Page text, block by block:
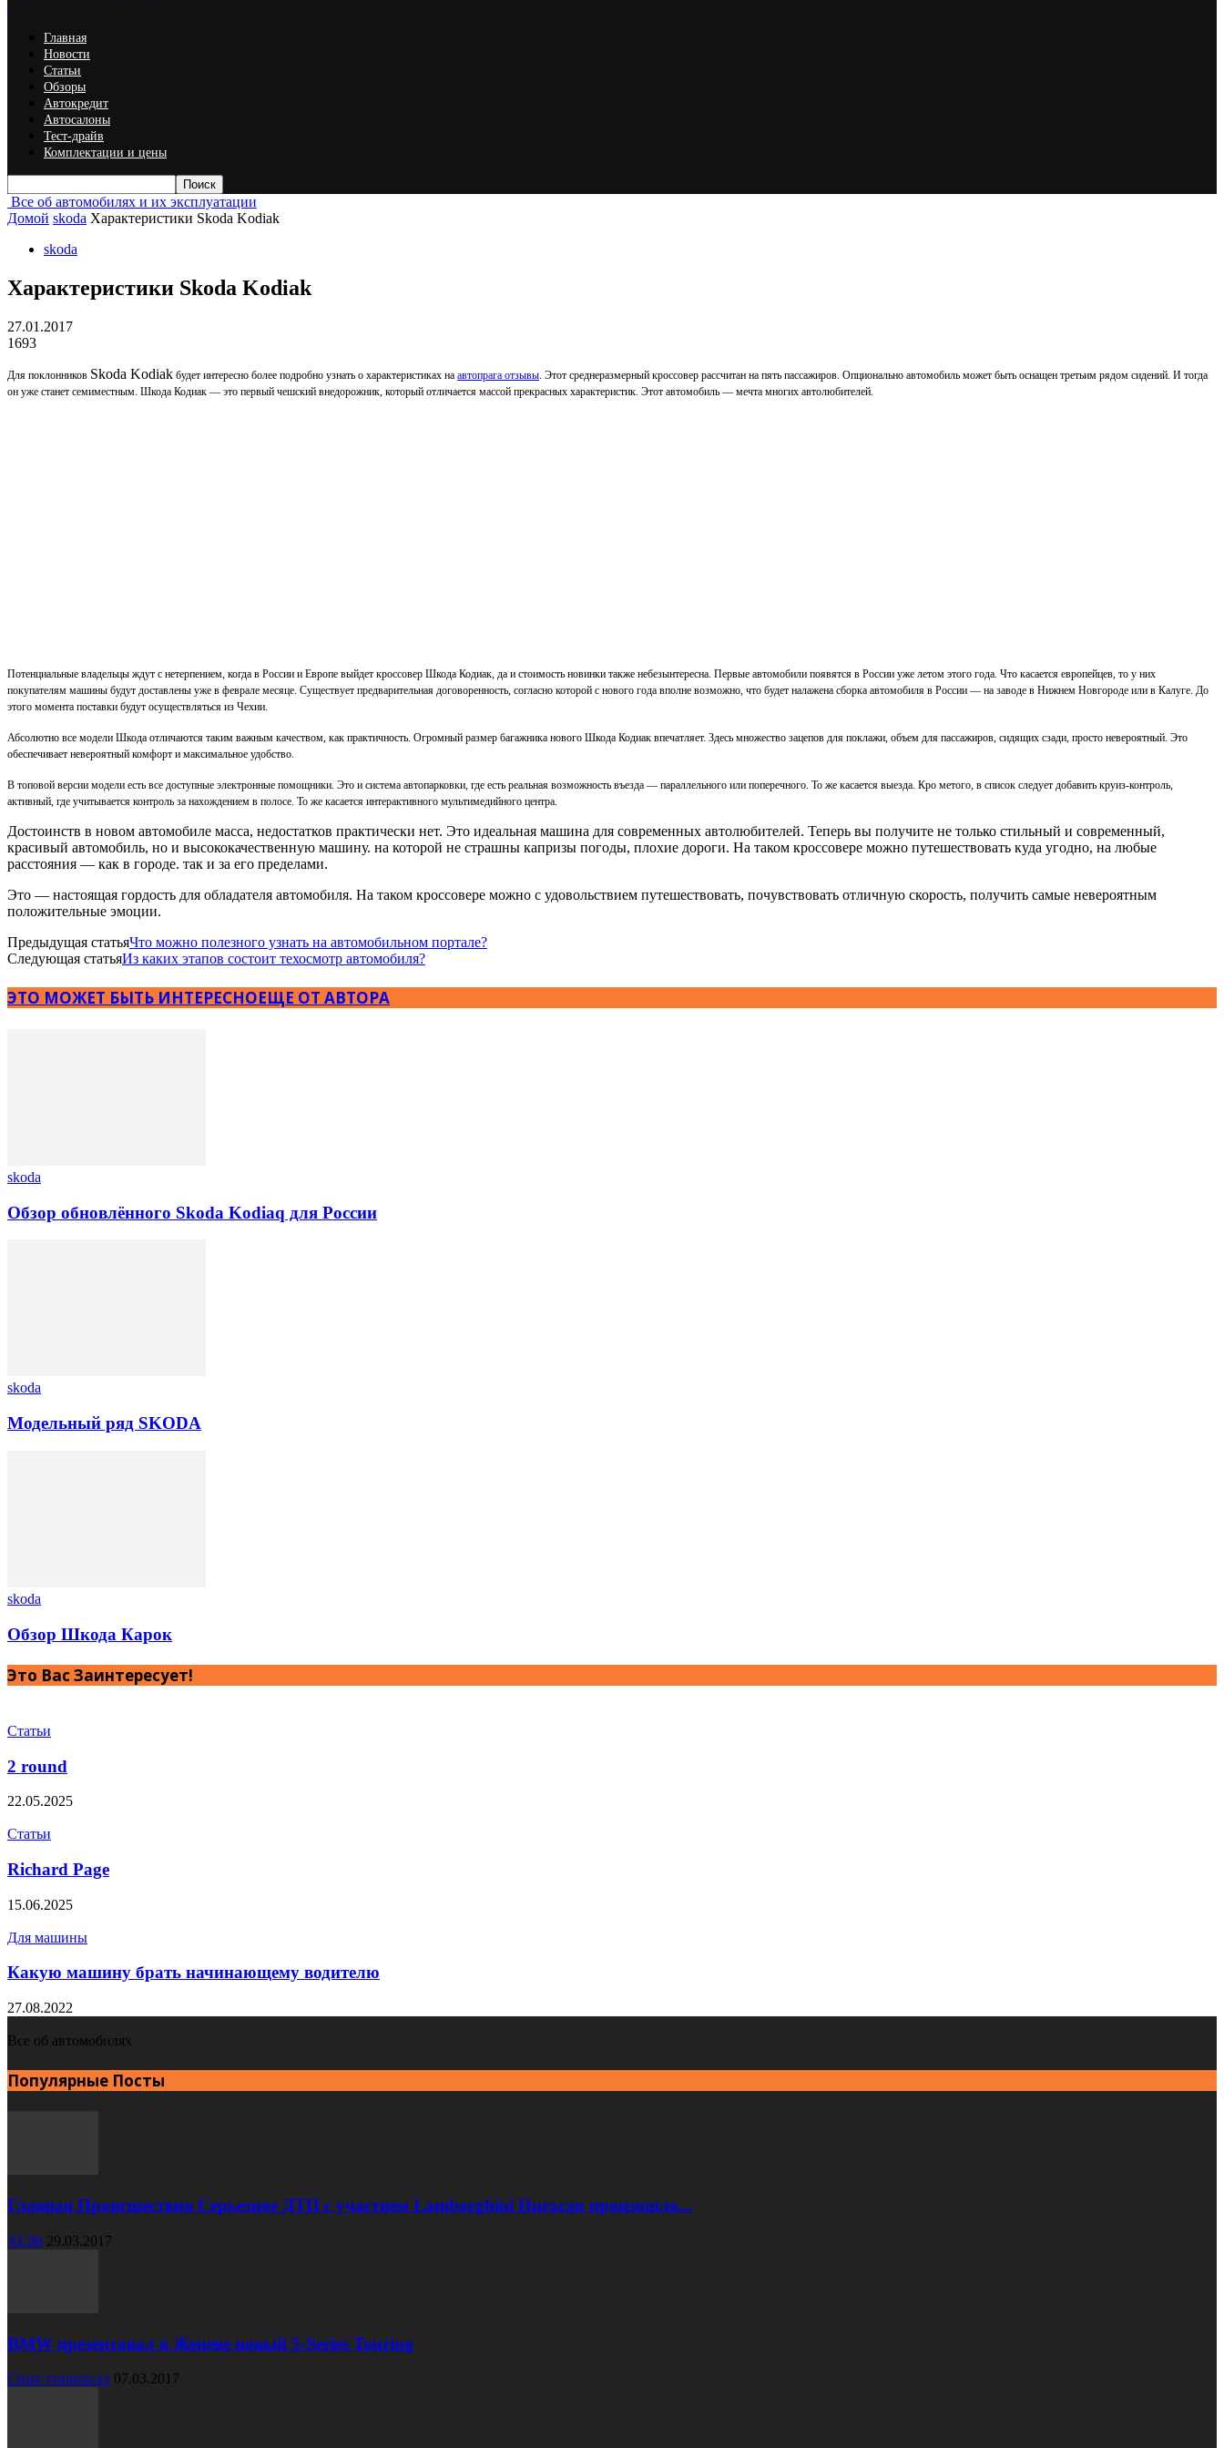
Главная
Новости
Статьи
Обзоры
Автокредит
Автосалоны
Тест-драйв
Комплектации и цены
Все об автомобилях и их эксплуатации
Домой skoda Характеристики Skoda Kodiak
skoda
Характеристики Skoda Kodiak
27.01.2017
1693
Для поклонников Skoda Kodiak будет интересно более подробно узнать о характеристиках на автопрага отзывы. Этот среднеразмерный кроссовер рассчитан на пять пассажиров. Опционально автомобиль может быть оснащен третьим рядом сидений. И тогда
он уже станет семиместным. Шкода Кодиак — это первый чешский внедорожник, который отличается массой прекрасных характеристик. Этот автомобиль — мечта многих автолюбителей.
Потенциальные владельцы ждут с нетерпением, когда в России и Европе выйдет кроссовер Шкода Кодиак, да и стоимость новинки также небезынтересна. Первые автомобили появятся в России уже летом этого года. Что касается европейцев, то у них
покупателям машины будут доставлены уже в феврале месяце. Существует предварительная договоренность, согласно которой с нового года вполне возможно, что будет налажена сборка автомобиля в России — на заводе в Нижнем Новгороде или в Калуге. До
этого момента поставки будут осуществляться из Чехии.
Абсолютно все модели Шкода отличаются таким важным качеством, как практичность. Огромный размер багажника нового Шкода Кодиак впечатляет. Здесь множество зацепов для поклажи, объем для пассажиров, сидящих сзади, просто невероятный. Это
обеспечивает невероятный комфорт и максимальное удобство.
В топовой версии модели есть все доступные электронные помощники. Это и система автопарковки, где есть реальная возможность въезда — параллельного или поперечного. То же касается выезда. Кро метого, в список следует добавить круиз-контроль,
активный, где учитывается контроль за нахождением в полосе. То же касается интерактивного мультимедийного центра.
Достоинств в новом автомобиле масса, недостатков практически нет. Это идеальная машина для современных автолюбителей. Теперь вы получите не только стильный и современный,
красивый автомобиль, но и высококачественную машину. на которой не страшны капризы погоды, плохие дороги. На таком кроссовере можно путешествовать куда угодно, на любые
расстояния — как в городе. так и за его пределами.
Это — настоящая гордость для обладателя автомобиля. На таком кроссовере можно с удовольствием путешествовать, почувствовать отличную скорость, получить самые невероятным
положительные эмоции.
Предыдущая статьяЧто можно полезного узнать на автомобильном портале?
Следующая статьяИз каких этапов состоит техосмотр автомобиля?
ЭТО МОЖЕТ БЫТЬ ИНТЕРЕСНОЕЩЕ ОТ АВТОРА
skoda
Обзор обновлённого Skoda Kodiaq для России
skoda
Модельный ряд SKODA
skoda
Обзор Шкода Карок
Это Вас Заинтересует!
Статьи
2 round
22.05.2025
Статьи
Richard Page
15.06.2025
Для машины
Какую машину брать начинающему водителю
27.08.2022
Все об автомобилях
Популярные Посты
Главная Происшествия Серьезное ДТП с участием Lamborghini Huracan произошло...
XC90 29.03.2017
BMW презентовал в Женеве новый 5-Series Touring
Cruze универсал 07.03.2017